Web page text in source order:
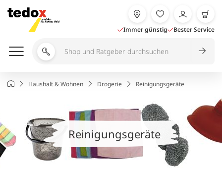
Inhalt
springen
Immer günstig Bester Service
Shop
durchsuchen
StartseiteHaushalt & Wohnen Drogerie Reinigungsgeräte
Reinigungsgeräte